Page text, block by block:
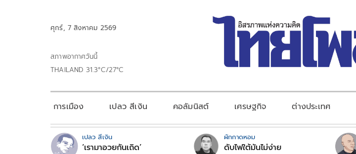
ศุกร์, 7 สิงหาคม 2569
สภาพอากาศวันนี้
THAILAND 31.3°C/27°C
การเมือง เปลว สีเงิน คอลัมนิสต์ เศรษฐกิจ ต่างประเทศ
เปลว สีเงิน
‘เรามาอวยกันเถิด’
ผักกาดหอม
ดับไฟใต้มันไม่ง่าย